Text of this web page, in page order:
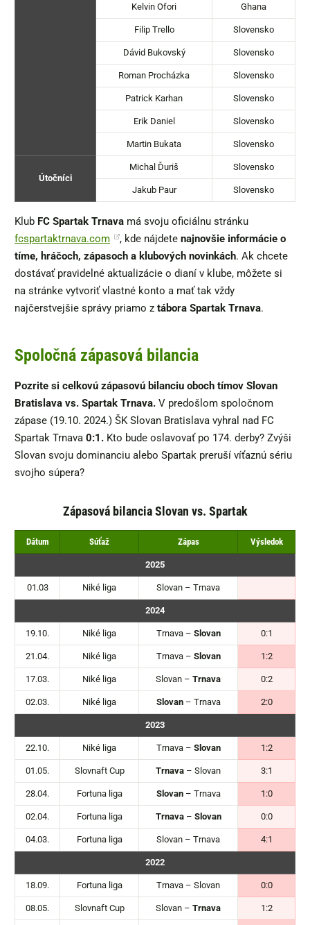
Kelvin Ofori Ghana
Filip Trello Slovensko
Dávid Bukovský Slovensko
Roman Procházka Slovensko
Patrick Karhan Slovensko
Erik Daniel Slovensko
Martin Bukata Slovensko
Útočníci
Michal Ďuriš Slovensko
Jakub Paur Slovensko
Klub FC Spartak Trnava má svoju oficiálnu stránku
fcspartaktrnava.com
, kde nájdete najnovšie informácie o
tíme, hráčoch, zápasoch a klubových novinkách. Ak chcete
dostávať pravidelné aktualizácie o dianí v klube, môžete si
na stránke vytvoriť vlastné konto a mať tak vždy
najčerstvejšie správy priamo z tábora Spartak Trnava.
Spoločná zápasová bilancia
Pozrite si celkovú zápasovú bilanciu oboch tímov Slovan
Bratislava vs. Spartak Trnava. V predošlom spoločnom
zápase (19.10. 2024.) ŠK Slovan Bratislava vyhral nad FC
Spartak Trnava 0:1. Kto bude oslavovať po 174. derby? Zvýši
Slovan svoju dominanciu alebo Spartak preruší víťaznú sériu
svojho súpera?
Zápasová bilancia Slovan vs. Spartak
Dátum Súťaž Zápas Výsledok
2025
01.03 Niké liga Slovan – Trnava
2024
19.10. Niké liga Trnava – Slovan 0:1
21.04. Niké liga Trnava – Slovan 1:2
17.03. Niké liga Slovan – Trnava 0:2
02.03. Niké liga Slovan– Trnava 2:0
2023
22.10. Niké liga Trnava – Slovan 1:2
01.05. Slovnaft Cup Trnava – Slovan 3:1
28.04. Fortuna liga Slovan– Trnava 1:0
02.04. Fortuna liga Trnava – Slovan 0:0
04.03. Fortuna liga Slovan – Trnava 4:1
2022
18.09. Fortuna liga Trnava – Slovan 0:0
08.05. Slovnaft Cup Slovan – Trnava 1:2